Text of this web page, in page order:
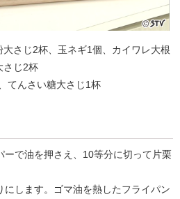
さじ2杯、玉ネギ1個、カイワレ大根
さじ2杯
てんさい糖大さじ1杯
で油を押さえ、10等分に切って片栗
します。ゴマ油を熱したフライパン